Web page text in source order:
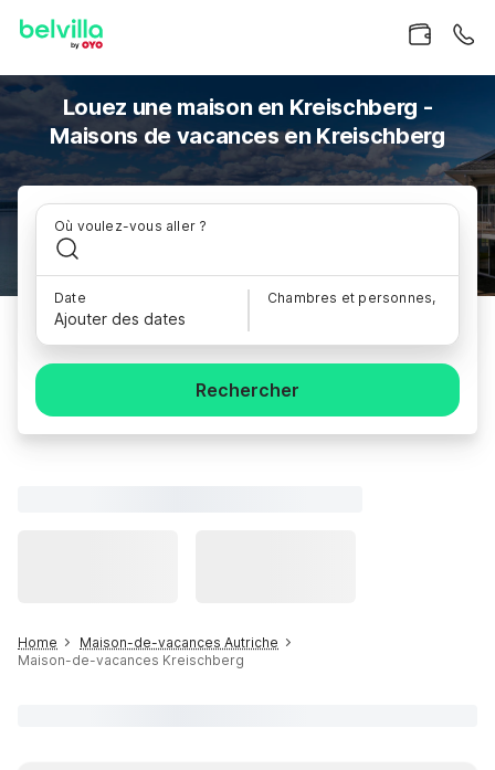
Louez une maison en Kreischberg -
Maisons de vacances en Kreischberg
Où voulez-vous aller ?
Date
Ajouter des dates
Chambres et personnes,
Rechercher
Home
Maison-de-vacances Autriche
Maison-de-vacances Kreischberg